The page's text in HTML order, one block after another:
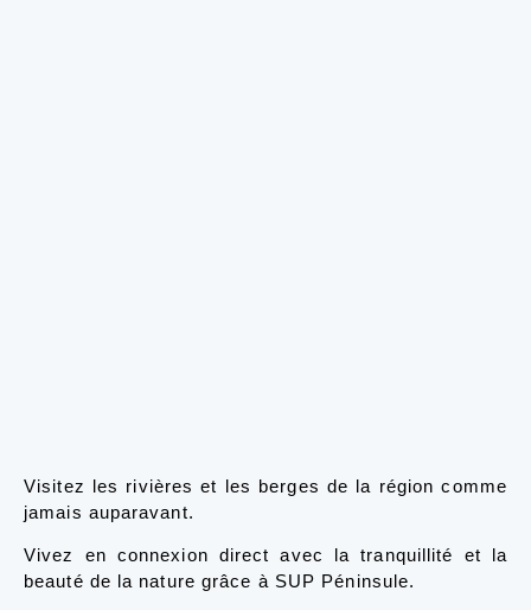
Visitez les rivières et les berges de la région comme
jamais auparavant.
Vivez en connexion direct avec la tranquillité et la
beauté de la nature grâce à SUP Péninsule.